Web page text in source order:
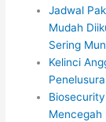
Jadwal
Mudah
Sering
Kelinci
Mencegah